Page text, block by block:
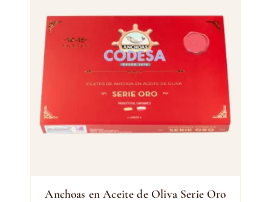
Anchoas en Aceite de Oliva Serie Oro